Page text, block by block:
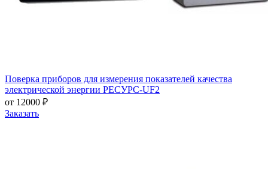
Поверка приборов для измерения показателей качества
электрической энергии РЕСУРС-UF2
от 12000 ₽
Заказать